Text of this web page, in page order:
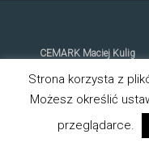
CEMARK Maciej Kulig
aktualizacja: 21.01.2026
Strona korzysta z
Możesz określić
przeglądarce.